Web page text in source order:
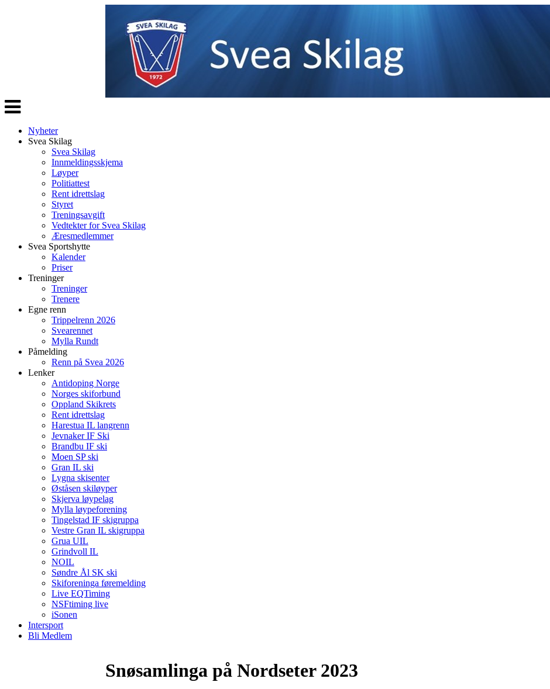
Veksle
navigasjon
Nyheter
Svea Skilag
Svea Skilag
Innmeldingsskjema
Løyper
Politiattest
Rent idrettslag
Styret
Treningsavgift
Vedtekter for Svea Skilag
Æresmedlemmer
Svea Sportshytte
Kalender
Priser
Treninger
Treninger
Trenere
Egne renn
Trippelrenn 2026
Svearennet
Mylla Rundt
Påmelding
Renn på Svea 2026
Lenker
Antidoping Norge
Norges skiforbund
Oppland Skikrets
Rent idrettslag
Harestua IL langrenn
Jevnaker IF Ski
Brandbu IF ski
Moen SP ski
Gran IL ski
Lygna skisenter
Øståsen skiløyper
Skjerva løypelag
Mylla løypeforening
Tingelstad IF skigruppa
Vestre Gran IL skigruppa
Grua UIL
Grindvoll IL
NOIL
Søndre Ål SK ski
Skiforeninga føremelding
Live EQTiming
NSFtiming live
iSonen
Intersport
Bli Medlem
Snøsamlinga på Nordseter 2023